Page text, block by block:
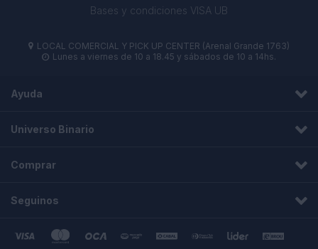
Bases y condiciones VISA UB
 LOCAL COMERCIAL Y PICK UP CENTER (Arenal Grande 1763)
 Lunes a viernes de 10 a 18.45 y sábados de 10 a 14hs.
Ayuda
Universo Binario
Comprar
Seguinos